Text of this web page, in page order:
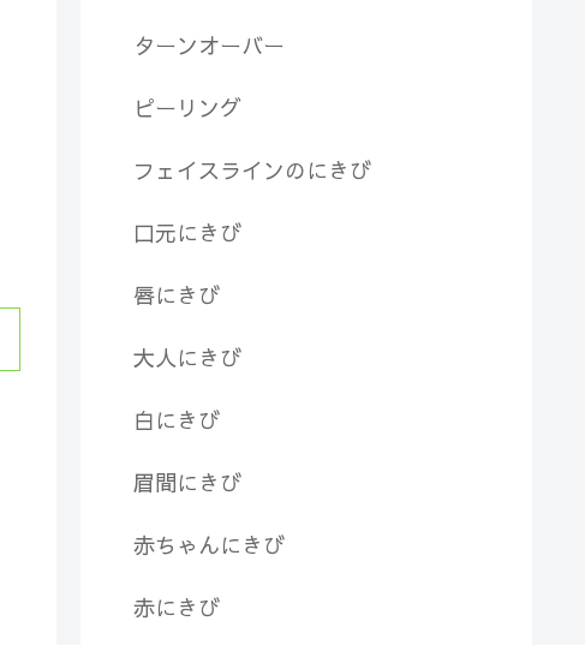
ターンオーバー
ピーリング
フェイスラインのにきび
口元にきび
唇にきび
大人にきび
白にきび
眉間にきび
赤ちゃんにきび
赤にきび